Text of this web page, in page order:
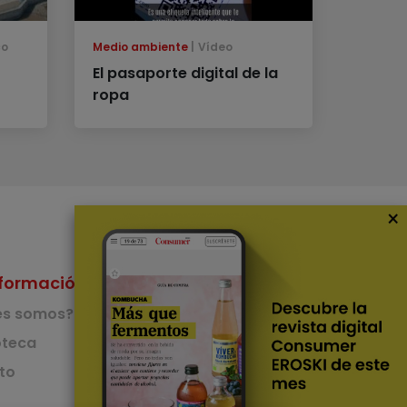
Medio ambiente Vídeo
El pasaporte digital de la
ropa
somos?
Nuestras Apps
App de recetas
App del Camino de
×